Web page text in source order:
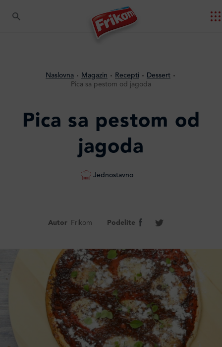
Naslovna Magazin Recepti
Dessert
Pica sa pestom od jagoda
Pica sa pestom od
jagoda
Jednostavno
Autor Frikom Podelite